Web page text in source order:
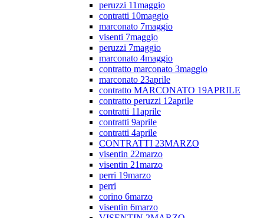
peruzzi 11maggio
contratti 10maggio
marconato 7maggio
visenti 7maggio
peruzzi 7maggio
marconato 4maggio
contratto marconato 3maggio
marconato 23aprile
contratto MARCONATO 19APRILE
contratto peruzzi 12aprile
contratti 11aprile
contratti 9aprile
contratti 4aprile
CONTRATTI 23MARZO
visentin 22marzo
visentin 21marzo
perri 19marzo
perri
corino 6marzo
visentin 6marzo